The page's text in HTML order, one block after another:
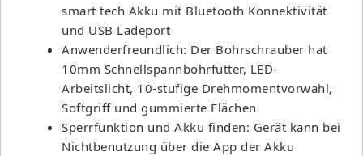
smart tech Akku mit Bluetooth Konnektivität
und USB Ladeport
Anwenderfreundlich: Der Bohrschrauber hat
10mm Schnellspannbohrfutter, LED-
Arbeitslicht, 10-stufige Drehmomentvorwahl,
Softgriff und gummierte Flächen
Sperrfunktion und Akku finden: Gerät kann bei
Nichtbenutzung über die App der Akku